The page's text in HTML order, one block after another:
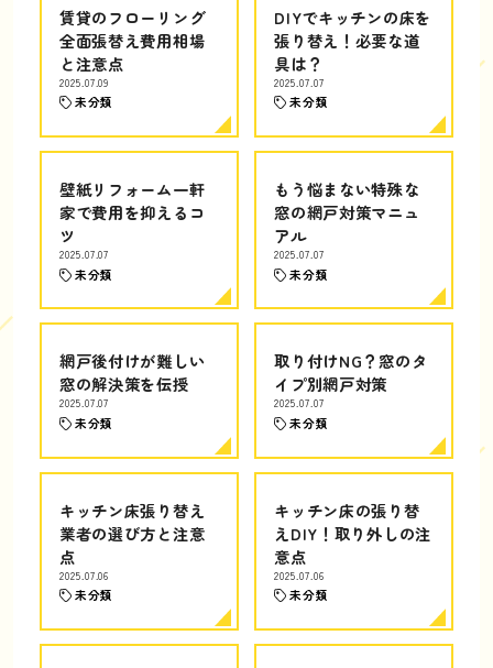
賃貸のフローリング
全面張替え費用相場
と注意点
2025.07.09
未分類
DIYでキッチンの床を
張り替え！必要な道
具は？
2025.07.07
未分類
壁紙リフォーム一軒
家で費用を抑えるコ
ツ
2025.07.07
未分類
もう悩まない特殊な
窓の網戸対策マニュ
アル
2025.07.07
未分類
網戸後付けが難しい
窓の解決策を伝授
2025.07.07
未分類
取り付けNG？窓のタ
イプ別網戸対策
2025.07.07
未分類
キッチン床張り替え
業者の選び方と注意
点
2025.07.06
未分類
キッチン床の張り替
えDIY！取り外しの注
意点
2025.07.06
未分類